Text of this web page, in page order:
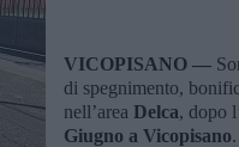
VICOPISANO —
di spegnimento,
nell’area Delca, dopo
Giugno a Vicopisano